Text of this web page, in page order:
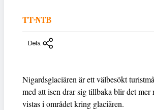
TT-NTB
Dela
Nigardsglaciären är ett välbesökt
med att isen drar sig tillbaka blir det mer
vistas i området kring glaciären.